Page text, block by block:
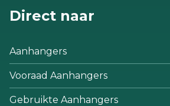
Direct naar
Aanhangers
Vooraad Aanhangers
Gebruikte Aanhangers